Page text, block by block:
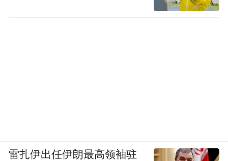
雷扎伊出任伊朗最高领袖驻